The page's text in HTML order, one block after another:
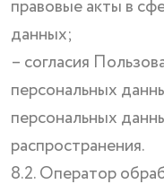
правовые акты в
данных;
– согласия
персональных
персональных
распространения.
8.2. Оператор